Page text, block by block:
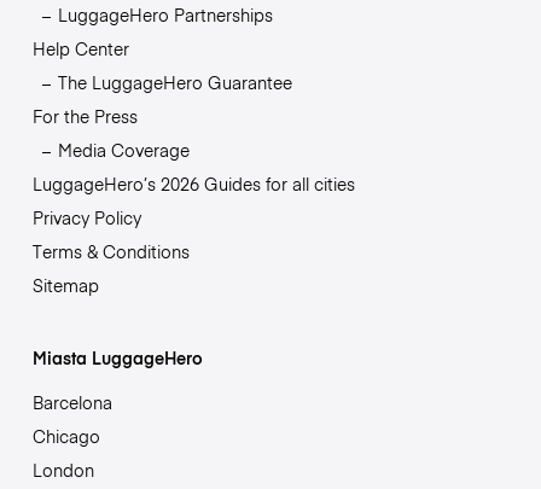
LuggageHero Partnerships
Help Center
The LuggageHero Guarantee
For the Press
Media Coverage
LuggageHero’s 2026 Guides for all cities
Privacy Policy
Terms & Conditions
Sitemap
Miasta LuggageHero
Barcelona
Chicago
London